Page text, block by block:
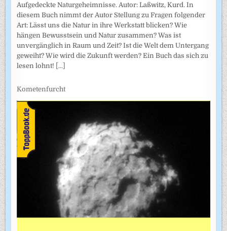
Aufgedeckte Naturgeheimnisse. Autor: Laßwitz, Kurd. In
diesem Buch nimmt der Autor Stellung zu Fragen folgender
Art: Lässt uns die Natur in ihre Werkstatt blicken? Wie
hängen Bewusstsein und Natur zusammen? Was ist
unvergänglich in Raum und Zeit? Ist die Welt dem Untergang
geweiht? Wie wird die Zukunft werden? Ein Buch das sich zu
lesen lohnt! [...]
Kometenfurcht